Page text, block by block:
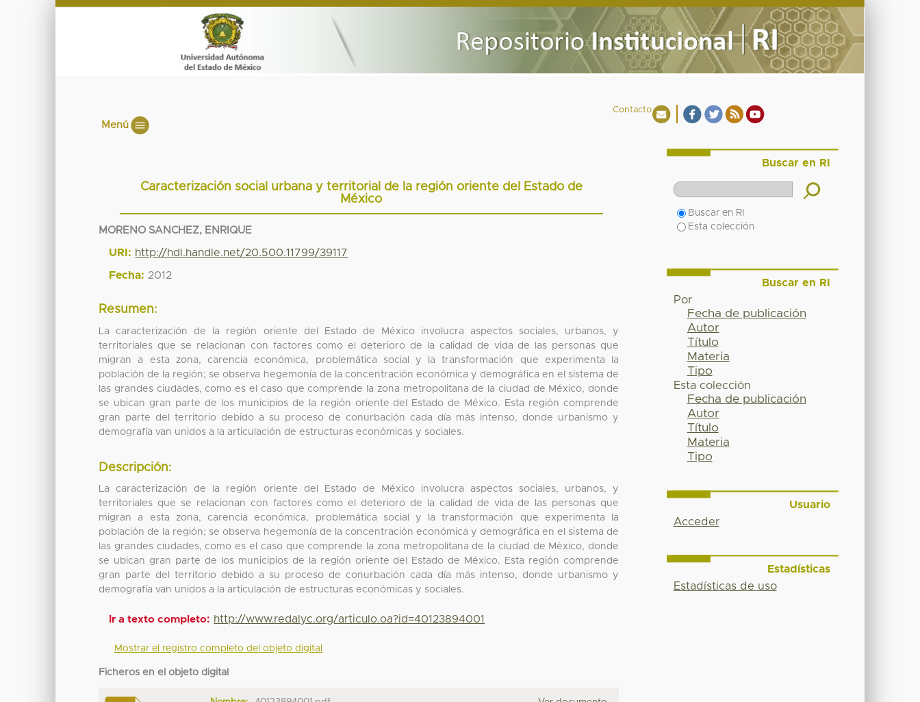
Contacto
Menú
Caracterización social urbana y territorial de la región oriente del Estado de
México
MORENO SANCHEZ, ENRIQUE
URI: http://hdl.handle.net/20.500.11799/39117
Fecha: 2012
Resumen:
La caracterización de la región oriente del Estado de México involucra aspectos sociales, urbanos, y
territoriales que se relacionan con factores como el deterioro de la calidad de vida de las personas que
migran a esta zona, carencia económica, problemática social y la transformación que experimenta la
población de la región; se observa hegemonía de la concentración económica y demográfica en el sistema de
las grandes ciudades, como es el caso que comprende la zona metropolitana de la ciudad de México, donde
se ubican gran parte de los municipios de la región oriente del Estado de México. Esta región comprende
gran parte del territorio debido a su proceso de conurbación cada día más intenso, donde urbanismo y
demografía van unidos a la articulación de estructuras económicas y sociales.
Descripción:
La caracterización de la región oriente del Estado de México involucra aspectos sociales, urbanos, y
territoriales que se relacionan con factores como el deterioro de la calidad de vida de las personas que
migran a esta zona, carencia económica, problemática social y la transformación que experimenta la
población de la región; se observa hegemonía de la concentración económica y demográfica en el sistema de
las grandes ciudades, como es el caso que comprende la zona metropolitana de la ciudad de México, donde
se ubican gran parte de los municipios de la región oriente del Estado de México. Esta región comprende
gran parte del territorio debido a su proceso de conurbación cada día más intenso, donde urbanismo y
demografía van unidos a la articulación de estructuras económicas y sociales.
Ir a texto completo: http://www.redalyc.org/articulo.oa?id=40123894001
Mostrar el registro completo del objeto digital
Ficheros en el objeto digital
Buscar en RI
Buscar en RI
Esta colección
Buscar en RI
Por
Fecha de publicación
Autor
Título
Materia
Tipo
Esta colección
Fecha de publicación
Autor
Título
Materia
Tipo
Usuario
Acceder
Estadísticas
Estadísticas de uso